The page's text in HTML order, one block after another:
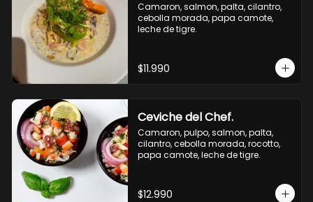
Camaron, salmon, palta, cilantro,
cebolla morada, papa camote,
leche de tigre.
$11.990
Ceviche del Chef.
Camaron, pulpo, salmon, palta,
cilantro, cebolla morada, rocotto,
papa camote, leche de tigre.
$12.990